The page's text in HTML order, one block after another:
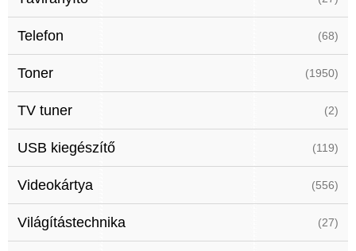
Telefon (68)
Toner (1950)
TV tuner (2)
USB kiegészítő (119)
Videokártya (556)
Világítástechnika (27)